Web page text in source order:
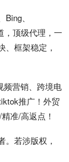
Bing、
，顶级代理，一
、框架稳定，
营销、 跨境电
推广！外贸
准/高返点！
。若涉版权，